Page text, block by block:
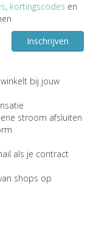
, kortingscodes en
Inschrijven
bij jouw
stroom afsluiten
als je contract
shops op